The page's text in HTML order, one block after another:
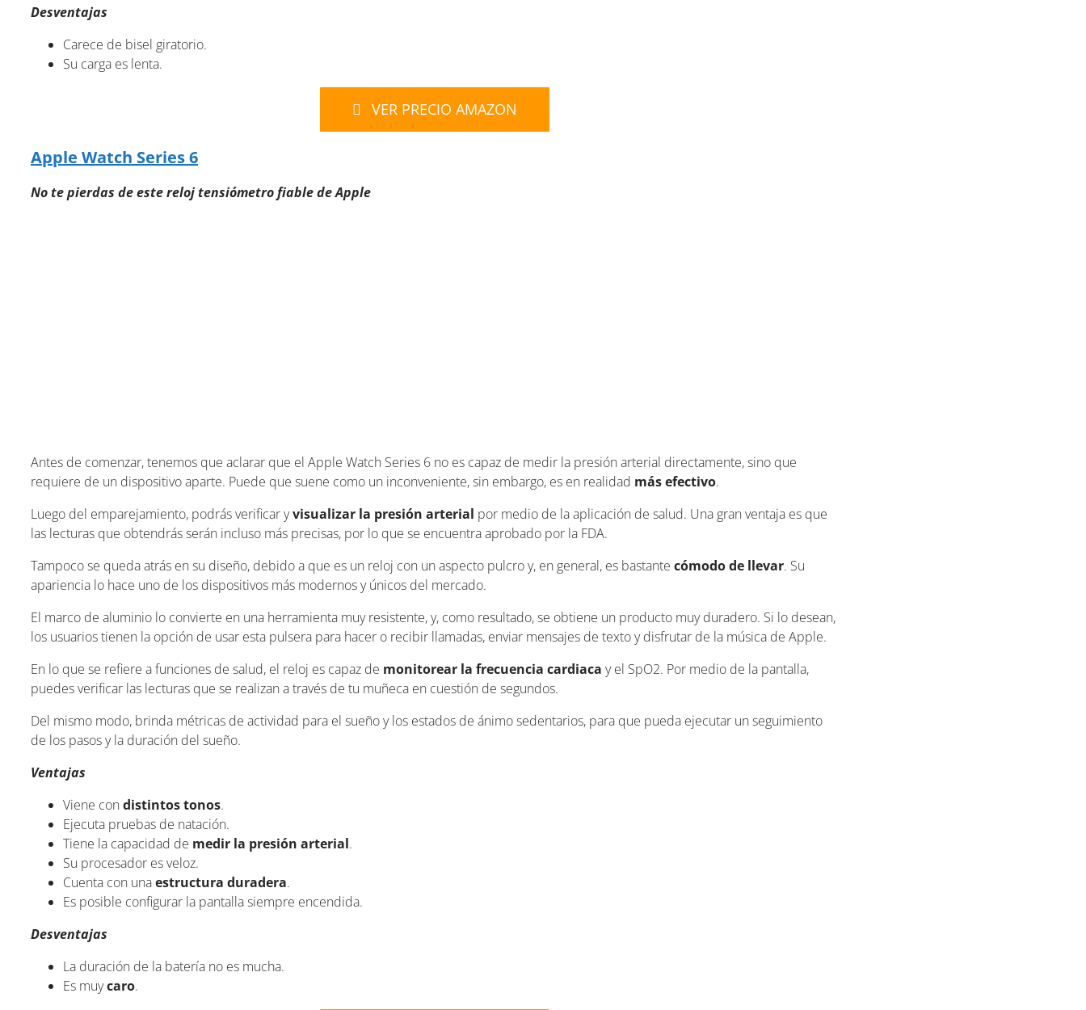
Desventajas
Carece de bisel giratorio.
Su carga es lenta.
VER PRECIO AMAZON
Apple Watch Series 6
No te pierdas de este reloj tensiómetro fiable de Apple
Antes de comenzar, tenemos que aclarar que el Apple Watch Series 6 no es capaz de medir la presión arterial directamente, sino que
requiere de un dispositivo aparte. Puede que suene como un inconveniente, sin embargo, es en realidad más efectivo.
Luego del emparejamiento, podrás verificar yvisualizar la presión arterial por medio de la aplicación de salud. Una gran ventaja es que
las lecturas que obtendrás serán incluso más precisas, por lo que se encuentra aprobado por la FDA.
Tampoco se queda atrás en su diseño, debido a que es un reloj con un aspecto pulcro y, en general, es bastante cómodo de llevar. Su
apariencia lo hace uno de los dispositivos más modernos y únicos del mercado.
El marco de aluminio lo convierte en una herramienta muy resistente, y, como resultado, se obtiene un producto muy duradero. Si lo desean,
los usuarios tienen la opción de usar esta pulsera para hacer o recibir llamadas, enviar mensajes de texto y disfrutar de la música de Apple.
En lo que se refiere a funciones de salud, el reloj es capaz de monitorear la frecuencia cardiaca y el SpO2. Por medio de la pantalla,
puedes verificar las lecturas que se realizan a través de tu muñeca en cuestión de segundos.
Del mismo modo, brinda métricas de actividad para el sueño y los estados de ánimo sedentarios, para que pueda ejecutar un seguimiento
de los pasos y la duración del sueño.
Ventajas
Viene condistintos tonos.
Ejecuta pruebas de natación.
Tiene la capacidad de medir la presión arterial.
Su procesador es veloz.
Cuenta con unaestructura duradera.
Es posible configurar la pantalla siempre encendida.
Desventajas
La duración de la batería no es mucha.
Es muycaro.